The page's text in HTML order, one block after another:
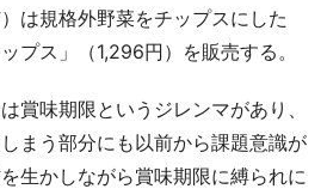
は規格外野菜をチップスにした
プス」（1,296円）を販売する。
賞味期限というジレンマがあり、
まう部分にも以前から課題意識が
生かしながら賞味期限に縛られに